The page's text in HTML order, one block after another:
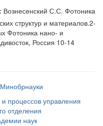
Вознесенский С.С. Фотоника
структур и материалов.2-
Фотоника нано- и
Россия 10-14
Минобрнауки
процессов управления
отделения
наук